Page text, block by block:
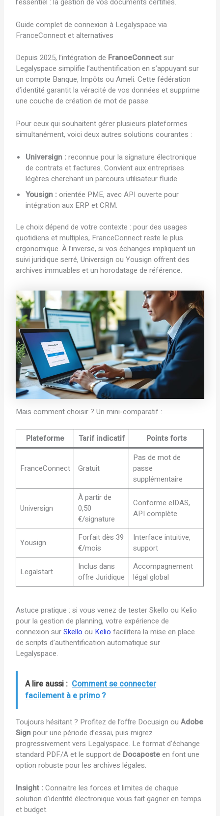
Guide complet de connexion à Legalyspace via
FranceConnect et alternatives
Depuis 2025, l’intégration de FranceConnectsur
Legalyspace simplifie l’authentification en s’appuyant sur
un compte Banque, Impôts ou Ameli. Cette fédération
d’identité garantit la véracité de vos données et supprime
une couche de création de mot de passe.
Pour ceux qui souhaitent gérer plusieurs plateformes
simultanément, voici deux autres solutions courantes :
Universign : reconnue pour la signature électronique
de contrats et factures. Convient aux entreprises
légères cherchant un parcours utilisateur fluide.
Yousign : orientée PME, avec API ouverte pour
intégration aux ERP et CRM.
Le choix dépend de votre contexte : pour des usages
quotidiens et multiples, FranceConnect reste le plus
ergonomique. À l’inverse, si vos échanges impliquent un
suivi juridique serré, Universign ou Yousign offrent des
archives immuables et un horodatage de référence.
Mais comment choisir ? Un mini-comparatif :
Plateforme Tarif indicatif Points forts
FranceConnect Gratuit
Pas de mot de
passe
supplémentaire
Universign
À partir de
0,50
€/signature
Conforme eIDAS,
API complète
Yousign
Forfait dès 39
€/mois
Interface intuitive,
support
Legalstart
Inclus dans
offre Juridique
Accompagnement
légal global
Astuce pratique : si vous venez de tester Skello ou Kelio
pour la gestion de planning, votre expérience de
connexion surSkello ou Kelio facilitera la mise en place
de scripts d’authentification automatique sur
Legalyspace.
A lire aussi : Comment se connecter
facilement à e primo ?
Toujours hésitant ? Profitez de l’offre Docusign ouAdobe
Signpour une période d’essai, puis migrez
progressivement vers Legalyspace. Le format d’échange
standard PDF/A et le support de Docaposteen font une
option robuste pour les archives légales.
Insight : Connaitre les forces et limites de chaque
solution d’identité électronique vous fait gagner en temps
et budget.